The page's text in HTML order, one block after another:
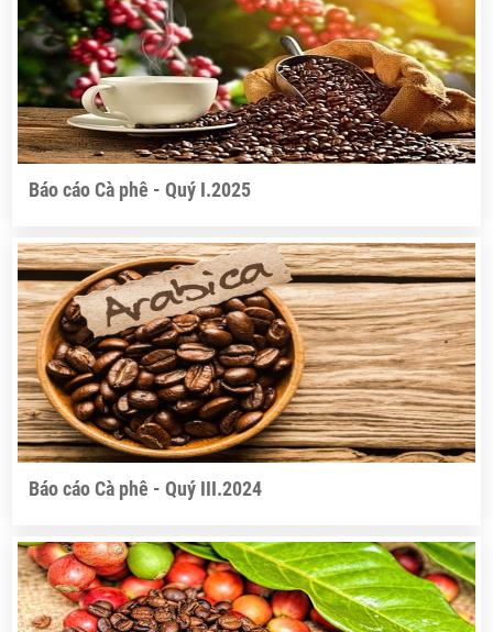
Báo cáo Cà phê - Quý I.2025
Báo cáo Cà phê - Quý III.2024